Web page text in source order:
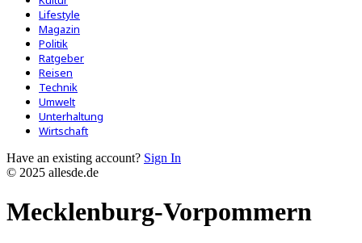
Lifestyle
Magazin
Politik
Ratgeber
Reisen
Technik
Umwelt
Unterhaltung
Wirtschaft
Have an existing account? Sign In
© 2025 allesde.de
Mecklenburg-Vorpommern